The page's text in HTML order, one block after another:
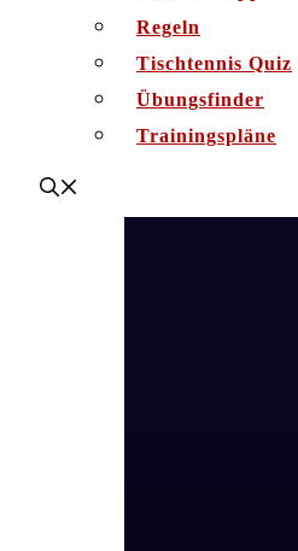
Regeln
Tischtennis Quiz
Übungsfinder
Trainingspläne